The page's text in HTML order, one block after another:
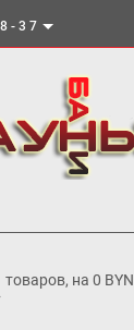
37
товаров, на 0 BYN